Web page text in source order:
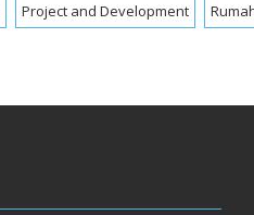
Project and Development